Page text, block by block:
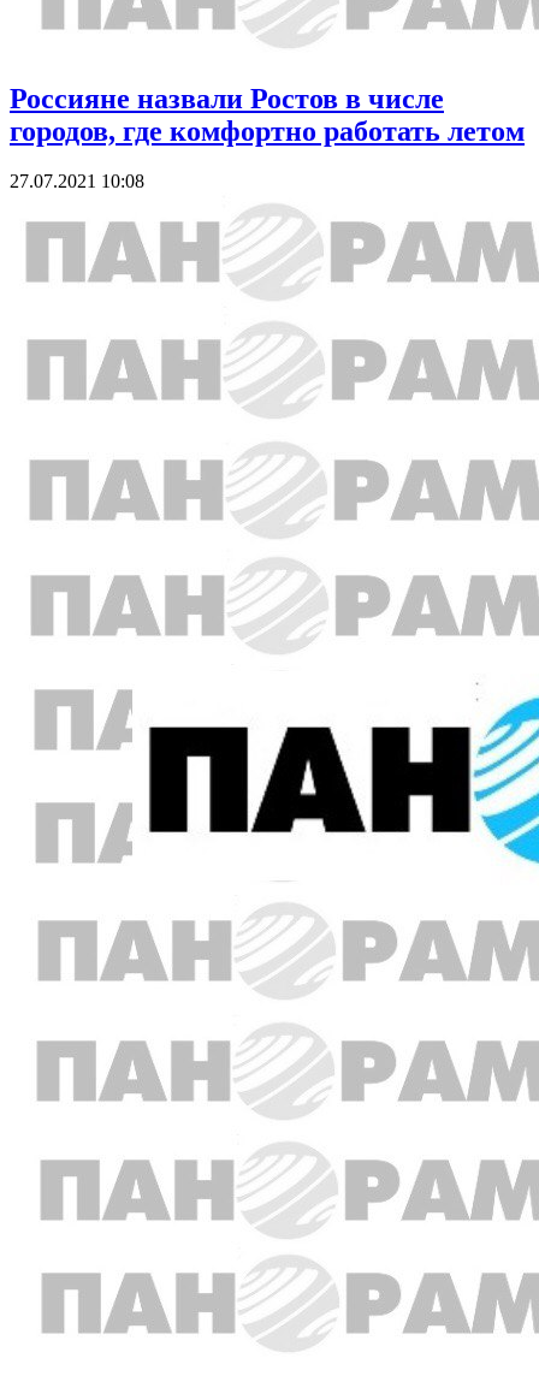
Россияне назвали Ростов в числе
городов, где комфортно работать летом
27.07.2021 10:08